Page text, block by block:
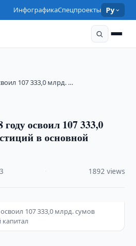
ИнфографикаСпецпроекты Ру
107 333,0 млрд. …
освоил 107 333,0
в основной
1892 views
107 333,0 млрд. сумов
капитал